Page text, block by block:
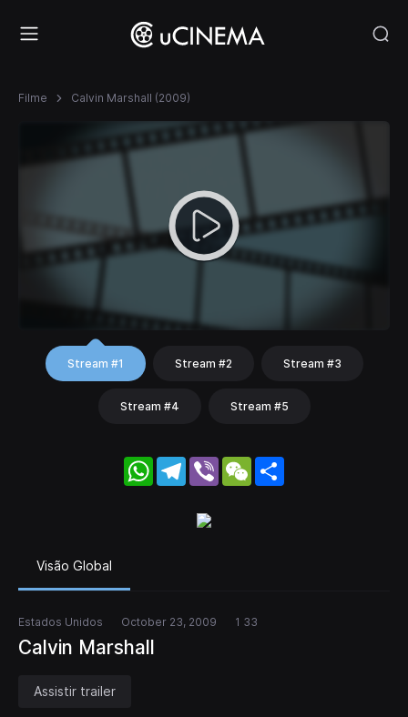
Filme Calvin Marshall (2009)
Stream #1 Stream #2 Stream #3
Stream #4 Stream #5
WhatsApp
Telegram
Viber WeChat
Visão Global
Estados Unidos October 23, 2009 1 33
Calvin Marshall
Assistir trailer